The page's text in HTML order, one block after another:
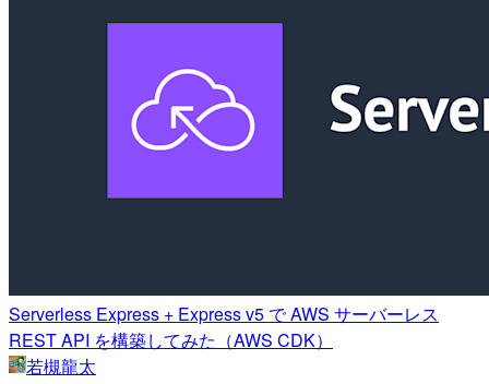
Serverless Express + Express v5 で AWS サーバーレス
REST API を構築してみた（AWS CDK）
若槻龍太